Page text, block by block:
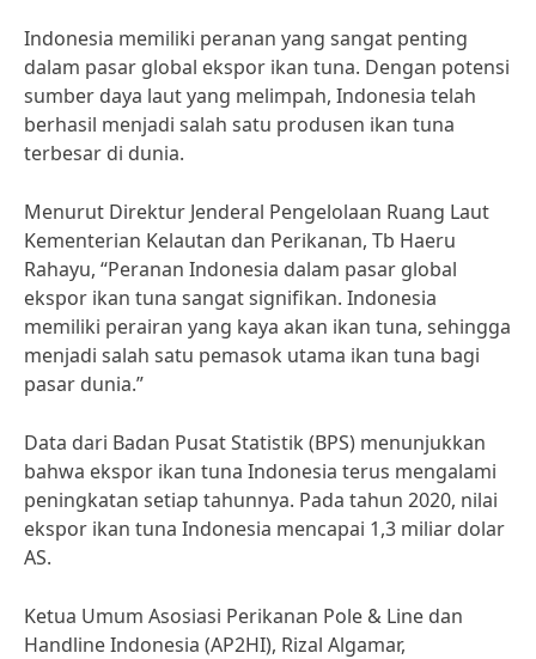
Indonesia memiliki peranan yang sangat penting
dalam pasar global ekspor ikan tuna. Dengan potensi
sumber daya laut yang melimpah, Indonesia telah
berhasil menjadi salah satu produsen ikan tuna
terbesar di dunia.
Menurut Direktur Jenderal Pengelolaan Ruang Laut
Kementerian Kelautan dan Perikanan, Tb Haeru
Rahayu, “Peranan Indonesia dalam pasar global
ekspor ikan tuna sangat signifikan. Indonesia
memiliki perairan yang kaya akan ikan tuna, sehingga
menjadi salah satu pemasok utama ikan tuna bagi
pasar dunia.”
Data dari Badan Pusat Statistik (BPS) menunjukkan
bahwa ekspor ikan tuna Indonesia terus mengalami
peningkatan setiap tahunnya. Pada tahun 2020, nilai
ekspor ikan tuna Indonesia mencapai 1,3 miliar dolar
AS.
Ketua Umum Asosiasi Perikanan Pole & Line dan
Handline Indonesia (AP2HI), Rizal Algamar,